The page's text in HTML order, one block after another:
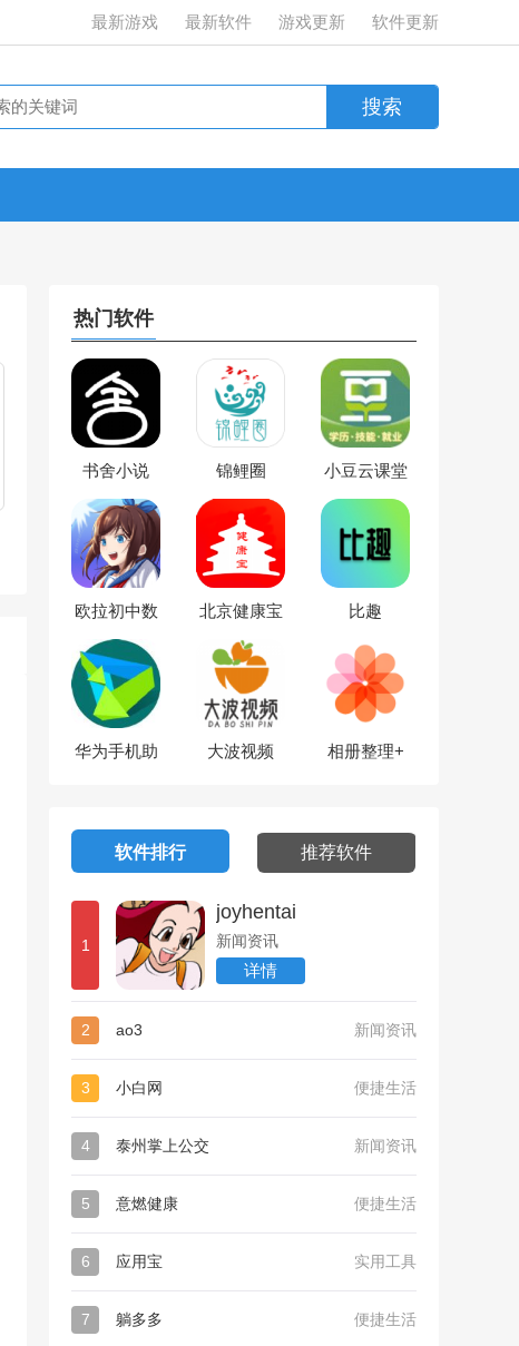
最新游戏 最新软件 游戏更新 软件更新
热门软件
书舍小说 锦鲤圈 小豆云课堂
欧拉初中数
北京健康宝 比趣
华为手机助
大波视频 相册整理+
软件排行 推荐软件
1
joyhentai
新闻资讯
详情
2 ao3 新闻资讯
3 小白网 便捷生活
4 泰州掌上公交 新闻资讯
5 意燃健康 便捷生活
6 应用宝 实用工具
7 躺多多 便捷生活